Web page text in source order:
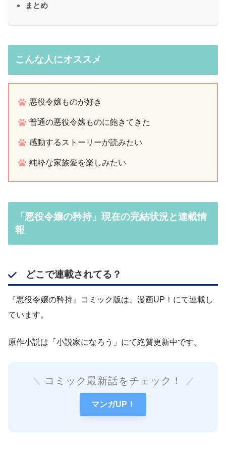
まとめ
こんな人にオススメ
悪役令嬢ものが好き
普通の悪役令嬢ものに飽きてきた
感動するストーリーが読みたい
純粋な家族愛を楽しみたい
「悪役令嬢の矜持」現在の完結状況と連載情
報
どこで連載されてる？
『悪役令嬢の矜持』コミック版は、漫画UP！にて連載し
ています。
原作小説は「小説家になろう」にて絶賛更新中です。
コミック最新話をチェック！
マンガUP！